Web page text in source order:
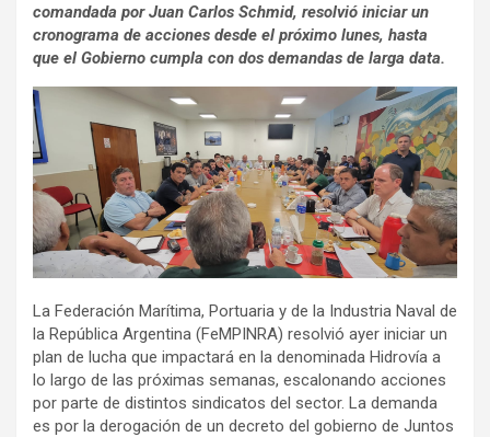
comandada por Juan Carlos Schmid, resolvió iniciar un
cronograma de acciones desde el próximo lunes, hasta
que el Gobierno cumpla con dos demandas de larga data.
La Federación Marítima, Portuaria y de la Industria Naval de
la República Argentina (FeMPINRA) resolvió ayer iniciar un
plan de lucha que impactará en la denominada Hidrovía a
lo largo de las próximas semanas, escalonando acciones
por parte de distintos sindicatos del sector. La demanda
es por la derogación de un decreto del gobierno de Juntos